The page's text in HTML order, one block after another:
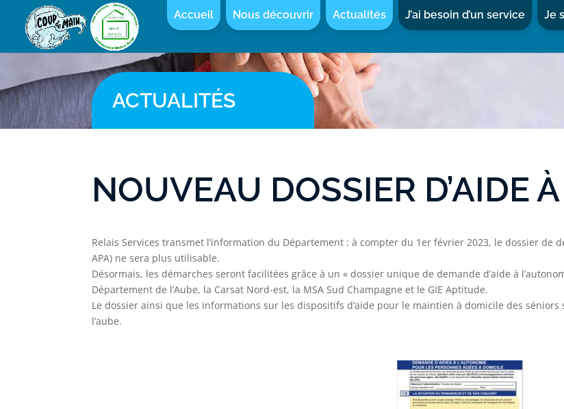
Accueil Nous découvrir Actualités J’ai besoin d’un service Je
ACTUALITÉS
NOUVEAU DOSSIER D’AIDE
Relais Services transmet l’information du Département : à compter du 1er février 2023, le dossier de
APA) ne sera plus utilisable.
Désormais, les démarches seront facilitées grâce à un « dossier unique de demande d’aide à
Département de l’Aube, la Carsat Nord-est, la MSA Sud Champagne et le GIE Aptitude.
Le dossier ainsi que les informations sur les dispositifs d’aide pour le maintien à domicile des
l’aube.